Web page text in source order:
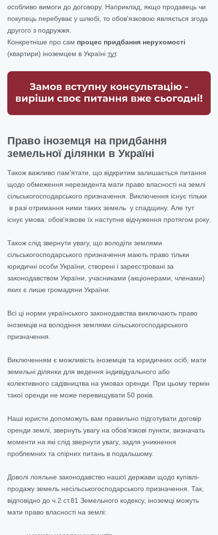
особливо вимоги до договору. Наприклад, якщо продавець чи
покупець перебуває у шлюбі, то обов'язковою являється згода
другого з подружжя.
Конкретніше про сам процес придбання нерухомості
(квартири) іноземцем в Україні тут.
Право іноземця на придбання
земельної ділянки в Україні
Також важливо пам'ятати, що відкритим залишається питання
щодо обмеження нерезидента мати право власності на землі
сільськогосподарського призначення. Виключення існує тільки
в разі отримання ними таких земель у спадщину. Але тут
існує умова: обов'язкове їх наступне відчуження протягом року.
Також слід звернути увагу, що володіти землями
сільськогосподарського призначення мають право тільки
юридичні особи України, створені і зареєстровані за
законодавством України, учасниками (акціонерами, членами)
яких є лише громадяни України.
Всі ці норми українського законодавства виключають право
іноземців на володіння землями сільськогосподарського
призначення.
Виключенням є можливість іноземців та юридичних осіб, мати
земельні ділянки для ведення індивідуального або
колективного садівництва на умовах оренди. При цьому термін
такої оренди не може перевищувати 50 років.
Наші юристи допоможуть вам правильно підготувати договір
оренди землі, звернуть увагу на обов'язкові пункти, визначать
моменти на які слід звернути увагу, задля уникнення
проблемних та спірних питань в подальшому.
Доволі лояльне законодавство нашої держави щодо купівлі-
продажу земель несільськогосподарського призначення. Так,
відповідно до ч.2 ст.81 Земельного кодексу, іноземці можуть
мати право власності на землі: